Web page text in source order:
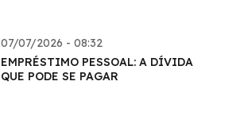
07/07/2026 - 08:32
EMPRÉSTIMO PESSOAL: A DÍVIDA
QUE PODE SE PAGAR